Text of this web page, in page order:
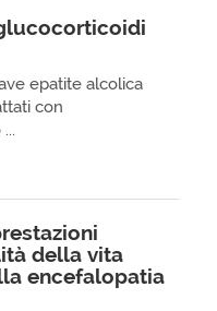
epatite alcolica
con
della vita
encefalopatia